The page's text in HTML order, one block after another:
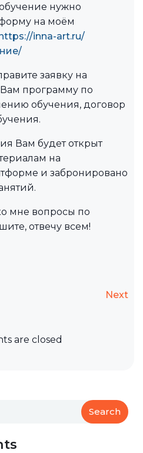
нужно
на моём
inna-art.ru/
заявку на
программу по
обучения, договор
Вам будет открыт
на
и забронировано
мне вопросы по
отвечу всем!
Next
are closed
Search